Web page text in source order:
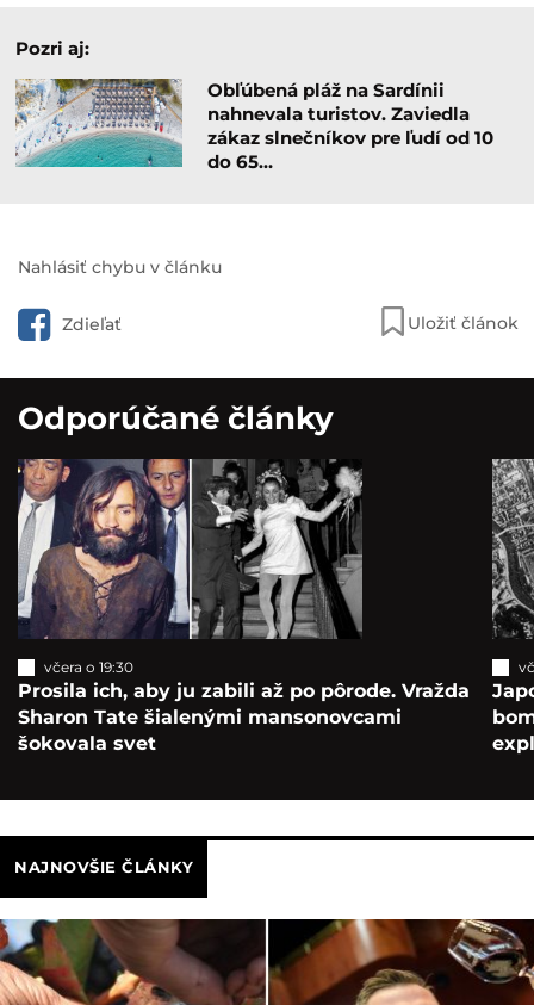
Pozri aj:
Obľúbená pláž na Sardínii
nahnevala turistov. Zaviedla
zákaz slnečníkov pre ľudí od 10
do 65…
Nahlásiť chybu v článku
Zdieľať Uložiť článok
Odporúčané články
včera o 19:30
Prosila ich, aby ju zabili až po pôrode. Vražda
Sharon Tate šialenými mansonovcami
šokovala svet
NAJNOVŠIE ČLÁNKY